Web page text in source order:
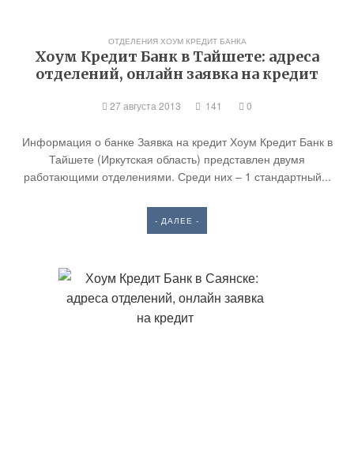
ОТДЕЛЕНИЯ ХОУМ КРЕДИТ БАНКА
Хоум Кредит Банк в Тайшете: адреса
отделений, онлайн заявка на кредит
27 августа 2013 141 0
Информация о банке Заявка на кредит Хоум Кредит Банк в
Тайшете (Иркутская область) представлен двумя
работающими отделениями. Среди них – 1 стандартный...
- ДАЛЕЕ -